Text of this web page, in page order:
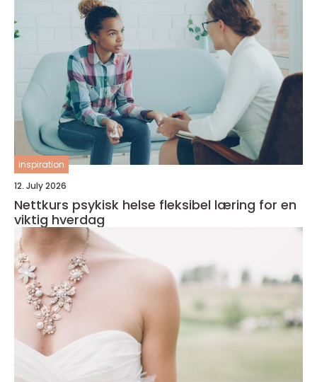
inspiration
12. July 2026
Nettkurs psykisk helse fleksibel læring for en
viktig hverdag